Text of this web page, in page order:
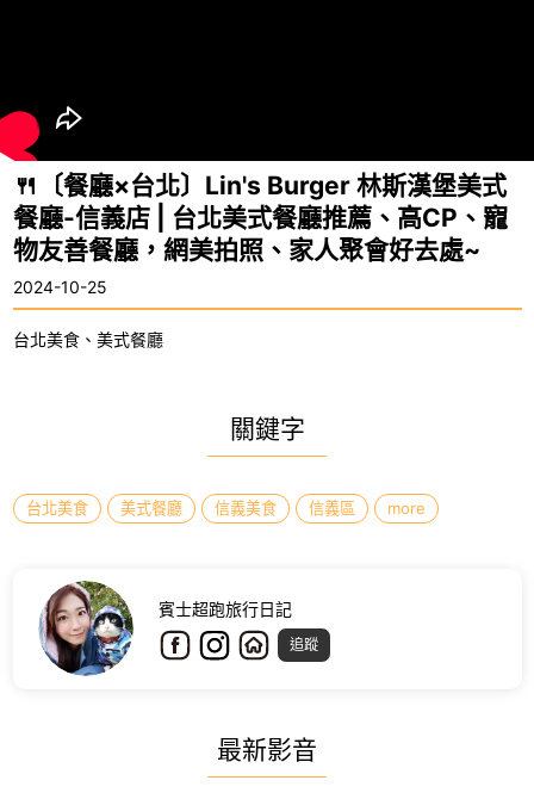
🍴〔餐廳×台北〕Lin's Burger 林斯漢堡美式
餐廳-信義店 | 台北美式餐廳推薦、高CP、寵
物友善餐廳，網美拍照、家人聚會好去處~
2024-10-25
台北美食、美式餐廳
關鍵字
台北美食 美式餐廳 信義美食 信義區 more
賓士超跑旅行日記
追蹤
最新影音